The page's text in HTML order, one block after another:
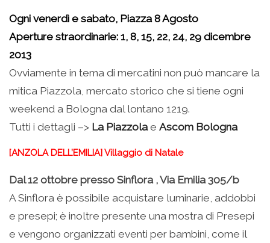
Ogni venerdì e sabato, Piazza 8 Agosto
Aperture straordinarie: 1, 8, 15, 22, 24, 29 dicembre
2013
Ovviamente in tema di mercatini non può mancare la
mitica Piazzola, mercato storico che si tiene ogni
weekend a Bologna dal lontano 1219.
Tutti i dettagli –> La Piazzolae Ascom Bologna
[ANZOLA DELL’EMILIA] Villaggio di Natale
Dal 12 ottobre presso Sinflora , Via Emilia 305/b
A Sinflora è possibile acquistare luminarie, addobbi
e presepi; è inoltre presente una mostra di Presepi
e vengono organizzati eventi per bambini, come il